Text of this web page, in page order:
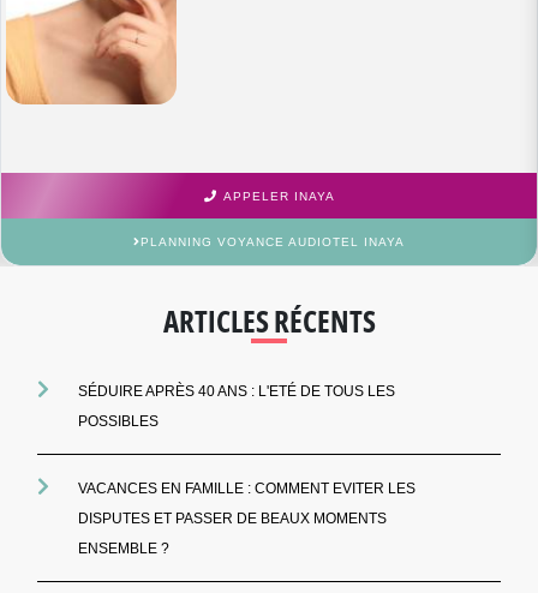
APPELER INAYA
PLANNING VOYANCE AUDIOTEL INAYA
ARTICLES RÉCENTS
SÉDUIRE APRÈS 40 ANS : L'ETÉ DE TOUS LES
POSSIBLES
VACANCES EN FAMILLE : COMMENT EVITER LES
DISPUTES ET PASSER DE BEAUX MOMENTS
ENSEMBLE ?